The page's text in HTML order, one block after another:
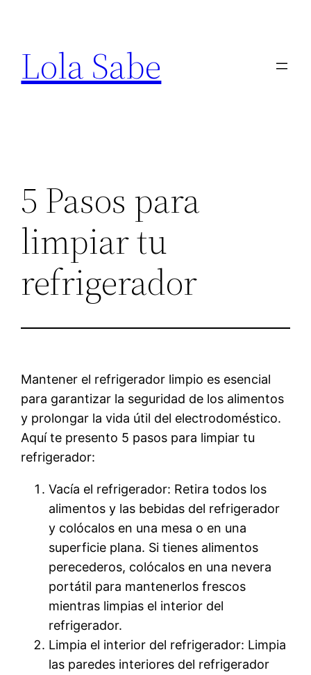
contenido
Lola Sabe
5 Pasos para
limpiar tu
refrigerador
Mantener el refrigerador limpio es esencial
para garantizar la seguridad de los alimentos
y prolongar la vida útil del electrodoméstico.
Aquí te presento 5 pasos para limpiar tu
refrigerador:
Vacía el refrigerador: Retira todos los
alimentos y las bebidas del refrigerador
y colócalos en una mesa o en una
superficie plana. Si tienes alimentos
perecederos, colócalos en una nevera
portátil para mantenerlos frescos
mientras limpias el interior del
refrigerador.
Limpia el interior del refrigerador: Limpia
las paredes interiores del refrigerador